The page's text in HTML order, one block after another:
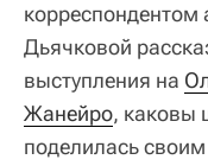
корреспондентом
Дьячковой
выступления на
Жанейро, каковы
поделилась